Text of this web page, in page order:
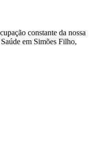
constante da nossa
em Simões Filho,